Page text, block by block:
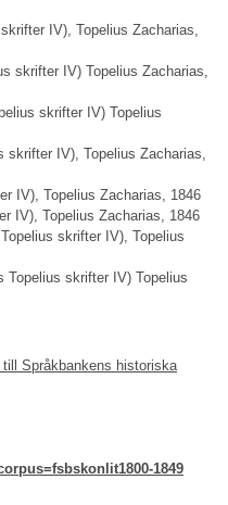
IV), Topelius Zacharias,
skrifter IV) Topelius Zacharias,
skrifter IV) Topelius
skrifter IV), Topelius Zacharias,
IV), Topelius Zacharias, 1846
IV), Topelius Zacharias, 1846
skrifter IV), Topelius
Topelius skrifter IV) Topelius
till Språkbankens historiska
1849